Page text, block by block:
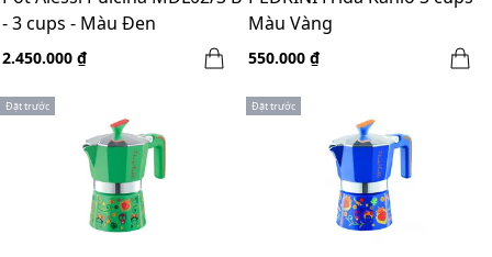
- 3 cups - Màu Đen
2.450.000 ₫
Màu Vàng
550.000 ₫
Đặt trước Đặt trước